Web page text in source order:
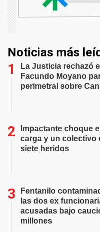
Noticias más
La Justicia rechazó
Facundo Moyano
perimetral sobre
Impactante choque
carga y un colectivo
siete heridos
Fentanilo
las dos ex
acusadas bajo
millones